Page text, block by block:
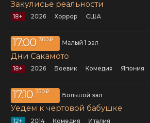
Закулисье реальности
18+ 2026 хоррор США
17:00 300 ₽ Малый 1 зал
Дни Сакамото
18+ 2026 боевик комедия Япония
17:10 350 ₽ Большой зал
Уедем к чертовой бабушке
12+ 2014 комедия Италия